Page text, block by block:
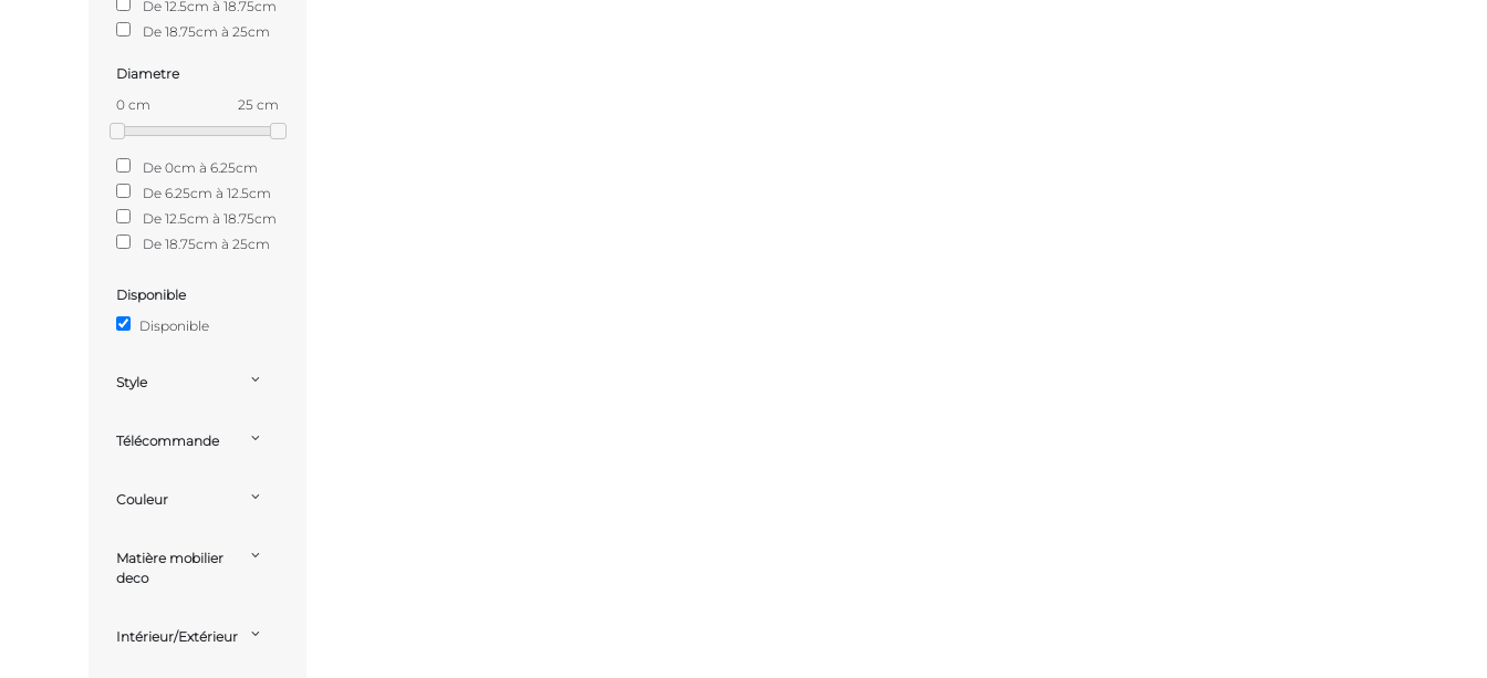
De 12.5cm à 18.75cm
De 18.75cm à 25cm
Diametre
0 cm
25 cm
De 0cm à 6.25cm
De 6.25cm à 12.5cm
De 12.5cm à 18.75cm
De 18.75cm à 25cm
Disponible
Disponible
Style
Télécommande
Couleur
Matière mobilier
deco
Intérieur/Extérieur